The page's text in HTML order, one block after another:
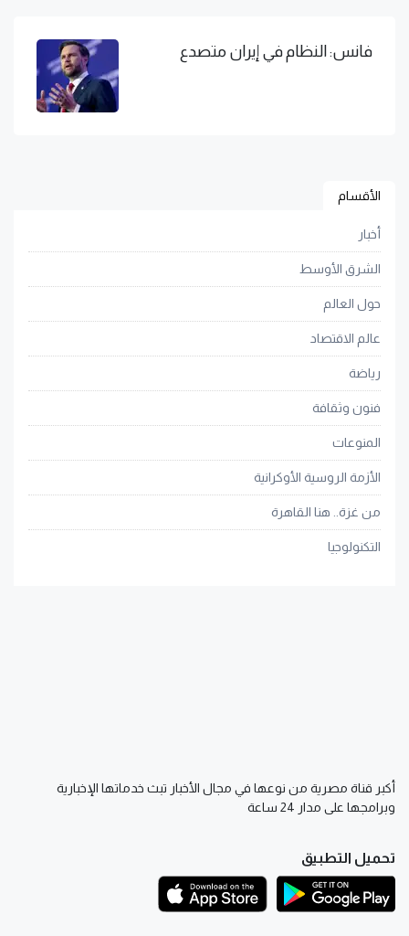
فانس: النظام في إيران متصدع
الأقسام
أخبار
الشرق الأوسط
حول العالم
عالم الاقتصاد
رياضة
فنون وثقافة
المنوعات
الأزمة الروسية الأوكرانية
من غزة.. هنا القاهرة
التكنولوجيا
أكبر قناة مصرية من نوعها في مجال الأخبار تبث خدماتها الإخبارية
وبرامجها على مدار 24 ساعة
تحميل التطبيق